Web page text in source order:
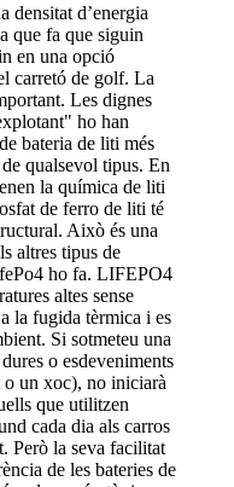
densitat d’energia
que fa que siguin
en una opció
carretó de golf. La
Les dignes
ho han
bateria de liti més
qualsevol tipus. En
la química de liti
de ferro de liti té
Això és una
altres tipus de
ho fa. LIFEPO4
altes sense
la fugida tèrmica i es
Si sotmeteu una
o esdeveniments
un xoc), no iniciarà
que utilitzen
cada dia als carros
Però la seva facilitat
de les bateries de